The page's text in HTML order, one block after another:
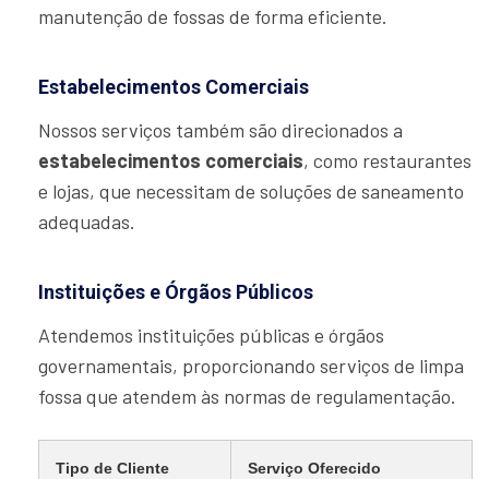
manutenção de fossas de forma eficiente.
Estabelecimentos Comerciais
Nossos serviços também são direcionados a
estabelecimentos comerciais, como restaurantes
e lojas, que necessitam de soluções de saneamento
adequadas.
Instituições e Órgãos Públicos
Atendemos instituições públicas e órgãos
governamentais, proporcionando serviços de limpa
fossa que atendem às normas de regulamentação.
Tipo de Cliente Serviço Oferecido